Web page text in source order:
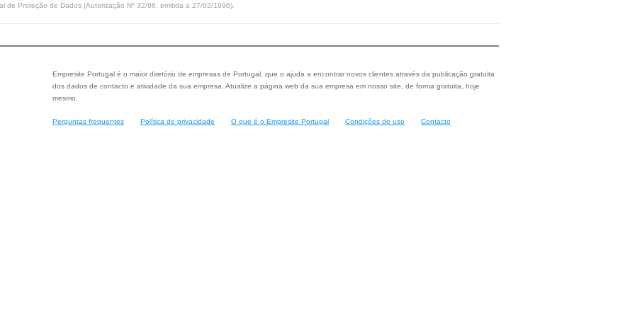
de Proteção de Dados (Autorização Nº 32/96, emitida a 27/02/1996).
Empresite Portugal é o maior diretório de empresas de Portugal, que o ajuda a encontrar novos clientes através da publicação gratuita
dos dados de contacto e atividade da sua empresa. Atualize a página web da sua empresa em nosso site, de forma gratuita, hoje
mesmo.
Perguntas frequentes Política de privacidade O que é o Empresite Portugal Condições de uso Contacto